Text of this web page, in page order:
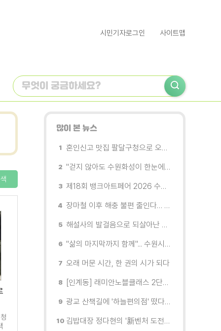
시민기자로그인 사이트맵
많이 본 뉴스
혼인신고 맛집 팔달구청으로 오세요
"걷지 않아도 수원화성이 한눈에"…무장애 관광버스 '수원행차' 타보니
제18회 뱅크아트페어 2026 수원 개막, '나도 그림을 소유한다'
장마철 이후 해충 불편 줄인다… 영통구보건소, 신동수변공원·원천리천 집중 방제
해설사의 발걸음으로 되살아난 수원의 독립운동 역사
"삶의 마지막까지 함께"... 수원시 8개 기관, 어르신 돌봄의 손을 맞잡다
오래 머문 시간, 한 권의 시가 되다
[인계동] 래미안노블클래스 2단지 경로당, 무더위 속 독거노인에게 '따뜻한 한 끼' 대접
광교 산책길에 '하늘편의점' 떴다… 드론배송 시연
김밥대장 정다현의 '新벤처 도전이야기'